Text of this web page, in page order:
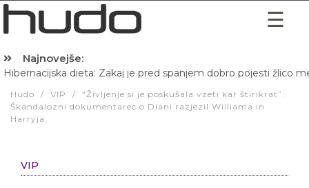
Najnovejše:
Hibernacijska dieta: Zakaj je pred spanjem dobro pojesti žlico
Hudo / VIP /
“Življenje si je poskušala vzeti kar štirikrat”:
Škandalozni dokumentarec o Diani razjezil Williama in
Harryja
VIP